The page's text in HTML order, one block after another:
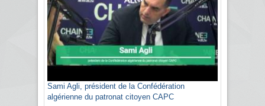
Sami Agli, président de la Confédération
algérienne du patronat citoyen CAPC